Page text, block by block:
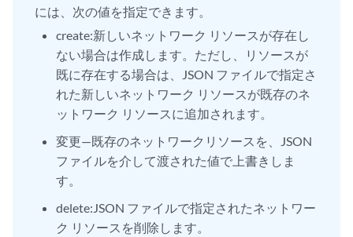
							"key": "username",
							"value": "{{User}}",
							"type": "string"
					]
				},
				"method": "POST",
				"header": [],
				"body": {
					"mode": "raw",
					"raw": ""
				},
				"url": {
には、次の値を指定できます。
create:新しいネットワーク リソースが存在し
ない場合は作成します。ただし、リソースが
既に存在する場合は、JSON ファイルで指定さ
れた新しいネットワーク リソースが既存のネ
ットワーク リソースに追加されます。
変更—既存のネットワークリソースを、JSON
ファイルを介して渡された値で上書きしま
す。
delete:JSON ファイルで指定されたネットワー
ク リソースを削除します。